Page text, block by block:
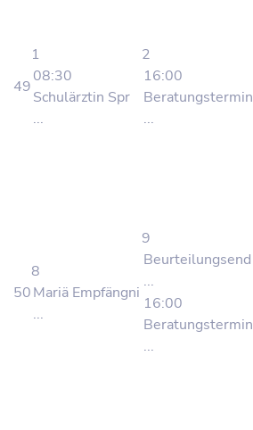
49
1
08:30
Schulärztin Spr
...
2
16:00
Beratungstermin
...
50
8
Mariä Empfängni
...
9
Beurteilungsend
...
16:00
Beratungstermin
...